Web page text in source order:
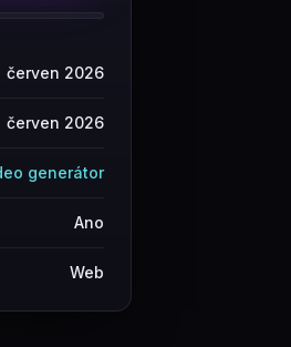
červen 2026
červen 2026
generátor
Ano
Web